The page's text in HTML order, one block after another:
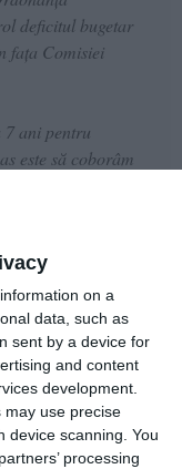
on a
data, such as
sent by a device for
and content
development.
may use precise
device scanning. You
processing
deficitul bugetar
fața Comisiei
ani pentru
este să coborâm